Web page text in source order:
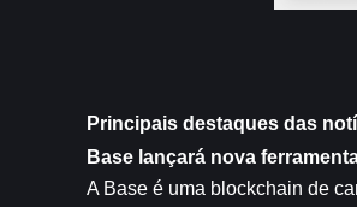
Principais destaques das
Base lançará nova
A Base é uma blockchain de